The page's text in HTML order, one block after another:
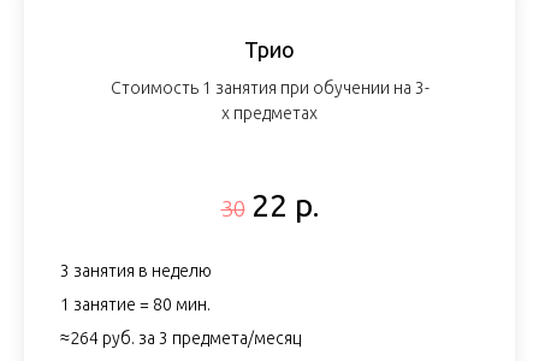
Трио
Стоимость 1 занятия при обучении на 3-
х предметах
30 22 р.
3 занятия в неделю
1 занятие = 80 мин.
≈264 руб. за 3 предмета/месяц